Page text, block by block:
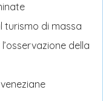
turismo di massa
della